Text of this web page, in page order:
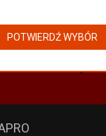
WAPRO
POTWIERDŹ WYBÓR